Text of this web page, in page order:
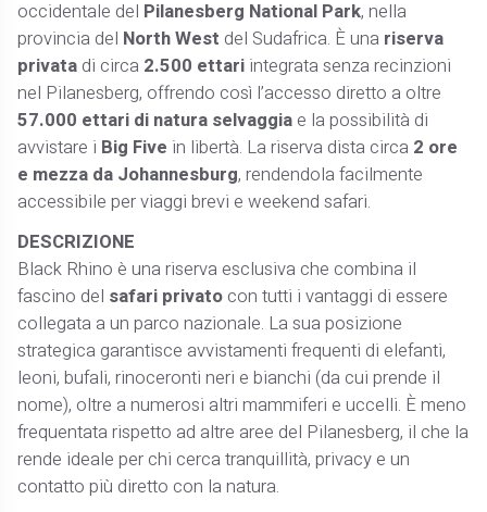
occidentale del Pilanesberg National Park, nella
provincia del North West del Sudafrica. È una riserva
privata di circa 2.500 ettari integrata senza recinzioni
nel Pilanesberg, offrendo così l’accesso diretto a oltre
57.000 ettari di natura selvaggiae la possibilità di
avvistare i Big Five in libertà. La riserva dista circa 2 ore
e mezza da Johannesburg, rendendola facilmente
accessibile per viaggi brevi e weekend safari.
DESCRIZIONE
Black Rhino è una riserva esclusiva che combina il
fascino del safari privatocon tutti i vantaggi di essere
collegata a un parco nazionale. La sua posizione
strategica garantisce avvistamenti frequenti di elefanti,
leoni, bufali, rinoceronti neri e bianchi (da cui prende il
nome), oltre a numerosi altri mammiferi e uccelli. È meno
frequentata rispetto ad altre aree del Pilanesberg, il che la
rende ideale per chi cerca tranquillità, privacy e un
contatto più diretto con la natura.